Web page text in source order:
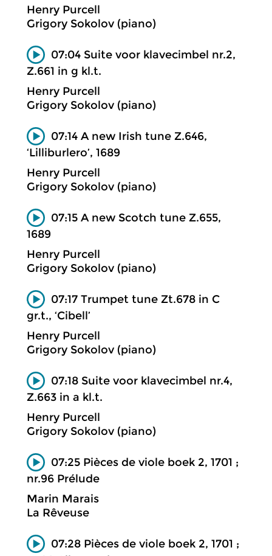
Henry Purcell
Grigory Sokolov (piano)
07:04 Suite voor klavecimbel nr.2,
Z.661 in g kl.t.
Henry Purcell
Grigory Sokolov (piano)
07:14 A new Irish tune Z.646,
‘Lilliburlero’, 1689
Henry Purcell
Grigory Sokolov (piano)
07:15 A new Scotch tune Z.655,
1689
Henry Purcell
Grigory Sokolov (piano)
07:17 Trumpet tune Zt.678 in C
gr.t., ‘Cibell’
Henry Purcell
Grigory Sokolov (piano)
07:18 Suite voor klavecimbel nr.4,
Z.663 in a kl.t.
Henry Purcell
Grigory Sokolov (piano)
07:25 Pièces de viole boek 2, 1701 ;
nr.96 Prélude
Marin Marais
La Rêveuse
07:28 Pièces de viole boek 2, 1701 ;